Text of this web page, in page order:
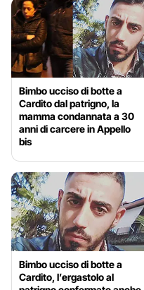
Bimbo ucciso di botte a
Cardito dal patrigno, la
mamma condannata a 30
anni di carcere in Appello
bis
Bimbo ucciso di botte a
Cardito, l’ergastolo al